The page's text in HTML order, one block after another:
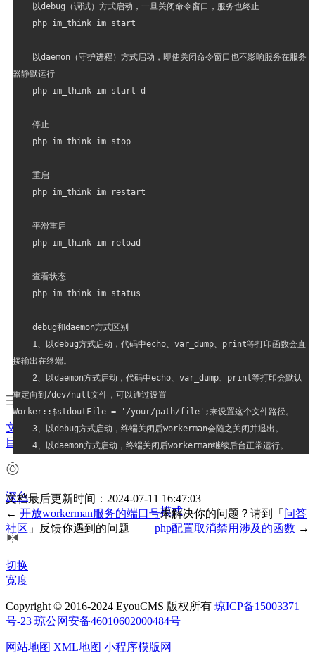
以debug（调试）方式启动，一旦关闭命令窗口，服务也终止
php im_think im start
以daemon（守护进程）方式启动，即使关闭命令窗口也不影响服务在服务
器静默运行
php im_think im start d
停止
php im_think im stop
重启
php im_think im restart
平滑重启
php im_think im reload
查看状态
php im_think im status
debug和daemon方式区别
1、以debug方式启动，代码中echo、var_dump、print等打印函数会直
接输出在终端。
2、以daemon方式启动，代码中echo、var_dump、print等打印会默认
重定向到/dev/null文件，可以通过设置
Worker::$stdoutFile = '/your/path/file';来设置这个文件路径。
3、以debug方式启动，终端关闭后workerman会随之关闭并退出。
4、以daemon方式启动，终端关闭后workerman继续后台正常运行。
文档最后更新时间：2024-07-11 16:47:03
← 开放workerman服务的端口号
php配置取消禁用涉及的函数 →
未解决你的问题？请到「 问答
社区 」反馈你遇到的问题
文档
目录
深色
模式
切换
宽度
Copyright © 2016-2024 EyouCMS 版权所有 琼ICP备15003371
号-23 琼公网安备46010602000484号
网站地图 XML地图 小程序模版网